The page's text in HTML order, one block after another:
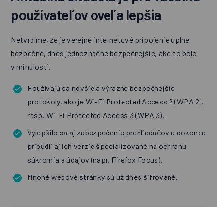
používateľov oveľa lepšia
Netvrdíme, že je verejné internetové pripojenie úplne
bezpečné, dnes jednoznačne bezpečnejšie, ako to bolo
v minulosti.
Používajú sa novšie a výrazne bezpečnejšie
protokoly, ako je Wi-Fi Protected Access 2 (WPA 2),
resp. Wi-Fi Protected Access 3 (WPA 3).
Vylepšilo sa aj zabezpečenie prehliadačov a dokonca
pribudli aj ich verzie špecializované na ochranu
súkromia a údajov (napr. Firefox Focus).
Mnohé webové stránky sú už dnes šifrované.